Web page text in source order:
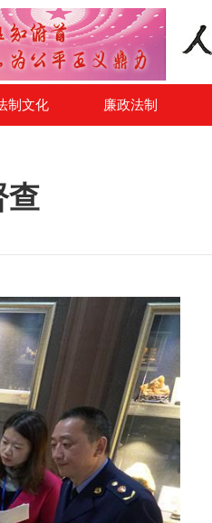
制文化 廉政法制
查